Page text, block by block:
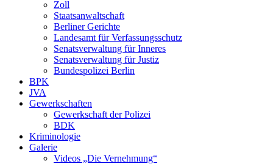
Zoll
Staatsanwaltschaft
Berliner Gerichte
Landesamt für Verfassungsschutz
Senatsverwaltung für Inneres
Senatsverwaltung für Justiz
Bundespolizei Berlin
BPK
JVA
Gewerkschaften
Gewerkschaft der Polizei
BDK
Kriminologie
Galerie
Videos „Die Vernehmung“